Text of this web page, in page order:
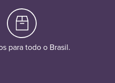
para todo o Brasil.